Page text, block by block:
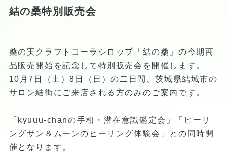
結の桑特別販売会
桑の実クラフトコーラシロップ「結の桑」の今期商
品販売開始を記念して特別販売会を開催します。
10月7日（土）8日（日）の二日間、茨城県結城市の
サロン結街にご来店される方のみのご案内です。
「kyuuu-chanの手相・潜在意識鑑定会」「ヒーリ
ングサン＆ムーンのヒーリング体験会」との同時開
催となります。